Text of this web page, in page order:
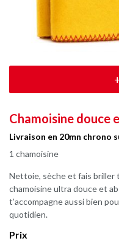
Chamoisine douce
Livraison en 20mn chrono
1 chamoisine
Nettoie, sèche et fais
chamoisine ultra douce et
t’accompagne aussi bien
quotidien.
Prix